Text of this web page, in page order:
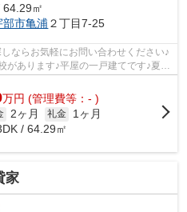
㎡
部市亀浦 ２丁目7-25
ならお気軽にお問い合わせください♪
があります♪平屋の一戸建てです♪夏場
...
万円 (管理費等：- )
2ヶ月 礼金
1ヶ月
/ 64.29㎡
家